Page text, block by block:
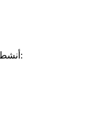
أنشطة تويتر لمدة 30 يومًا (منشور واحد في اليوم):